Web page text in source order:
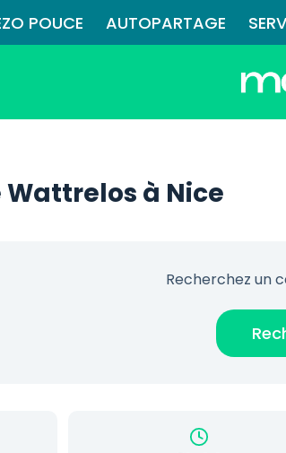
POUCE AUTOPARTAGE
à Nice
Recherchez un